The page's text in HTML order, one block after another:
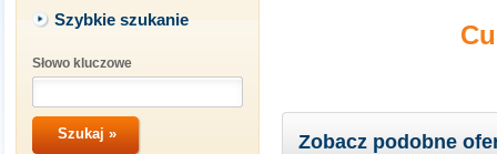
Szybkie szukanie
Słowo kluczowe
Zobacz podobne